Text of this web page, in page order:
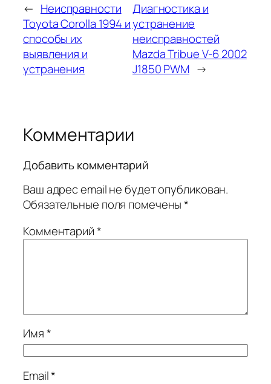
← Неисправности
Toyota Corolla 1994 и
способы их
выявления и
устранения
Диагностика и
устранение
неисправностей
Mazda Tribue V-6 2002
J1850 PWM →
Комментарии
Добавить комментарий
Ваш адрес email не будет опубликован.
Обязательные поля помечены*
Комментарий*
Имя*
Email*